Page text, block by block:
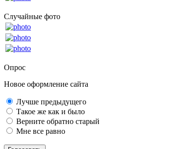
Случайные фото
Опрос
Новое оформление сайта
Лучше предыдущего
Такое же как и было
Верните обратно старый
Мне все равно